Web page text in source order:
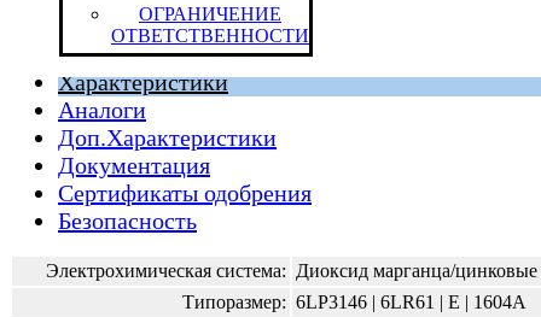
ОГРАНИЧЕНИЕ
ОТВЕТСТВЕННОСТИ
Штука (ОКЕИ:796)
Характеристики
Аналоги
Доп.Характеристики
Документация
Сертификаты одобрения
Безопасность
Электрохимическая система: Диоксид марганца/
Типоразмер: 6LP3146 | 6LR61 | E | 1604A